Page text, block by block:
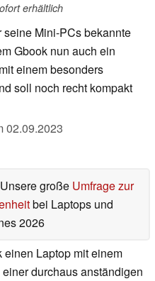
erhältlich
Mini-PCs bekannte
Gbook nun auch ein
einem besonders
soll noch recht kompakt
02.09.2023
Unsere große Umfrage zur
bei Laptops und
2026
einen Laptop mit einem
durchaus anständigen